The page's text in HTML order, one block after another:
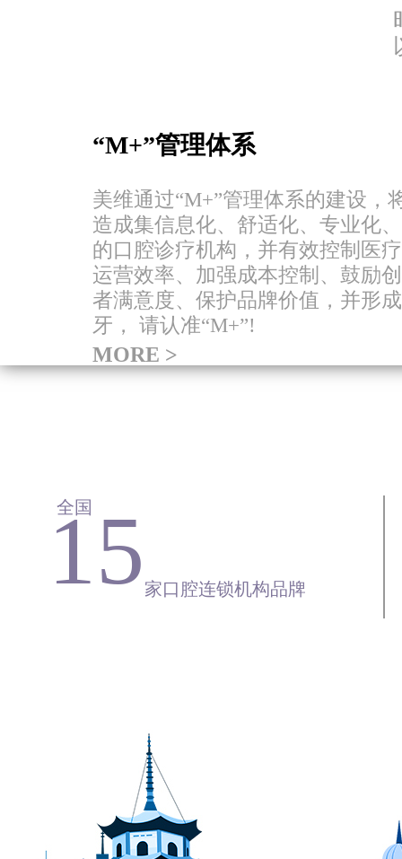
“M+”管理体系
美维通过“M+”管理体系的建设，
造成集信息化、舒适化、专业化
的口腔诊疗机构，并有效控制医
运营效率、加强成本控制、鼓励
者满意度、保护品牌价值，并形
牙， 请认准“M+”!
MORE >
全国
15 家口腔连锁机构品牌